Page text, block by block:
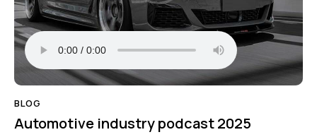
BLOG
Automotive industry podcast 2025